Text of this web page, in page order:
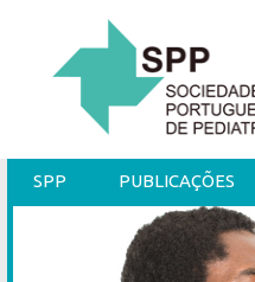
SPP PUBLICAÇÕES